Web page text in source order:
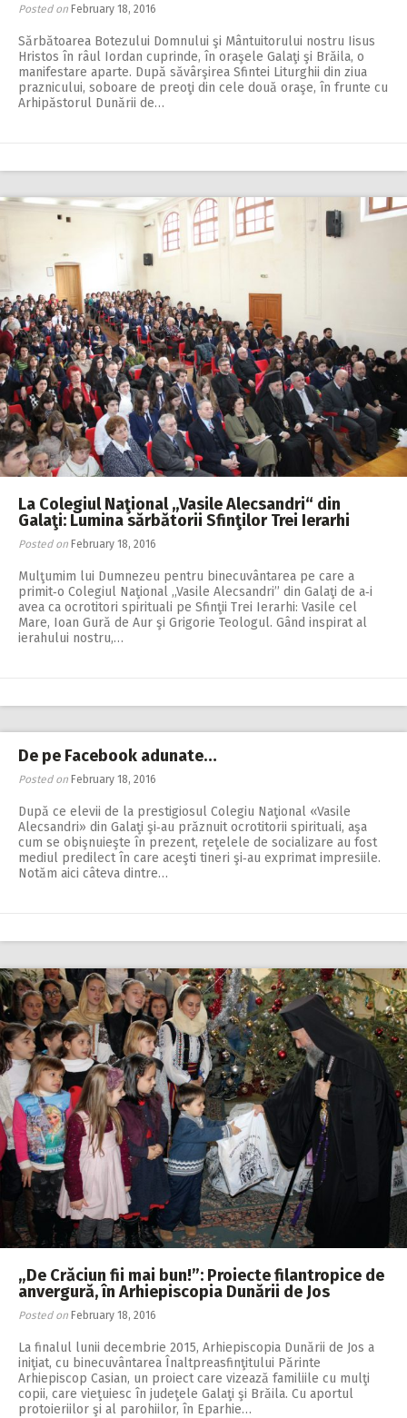
Posted on February 18, 2016
Sărbătoarea Botezului Domnului şi Mântuitorului nostru Iisus
Hristos în râul Iordan cuprinde, în oraşele Galaţi şi Brăila, o
manifestare aparte. După săvârşirea Sfintei Liturghii din ziua
praznicului, soboare de preoţi din cele două oraşe, în frunte cu
Arhipăstorul Dunării de…
La Colegiul Naţional „Vasile Alecsandri“ din
Galaţi: Lumina sărbătorii Sfinţilor Trei Ierarhi
Posted on February 18, 2016
Mulţumim lui Dum­ne­zeu pentru binecuvântarea pe care a
primit‑o Colegiul Naţional ,,Vasile Alecsandri’’ din Galaţi de a‑i
avea ca ocrotitori spirituali pe Sfinţii Trei Ierarhi: Vasile cel
Mare, Ioan Gură de Aur şi Grigorie Teologul. Gând inspirat al
ierahului nostru,…
De pe Facebook adunate…
Posted on February 18, 2016
După ce elevii de la prestigiosul Colegiu Naţional «Vasile
Alecsandri» din Galaţi şi‑au prăznuit ocrotitorii spirituali, aşa
cum se obişnuieşte în prezent, reţelele de socializare au fost
mediul predilect în care aceşti tineri şi‑au exprimat impresiile.
Notăm aici câteva dintre…
„De Crăciun fii mai bun!”: Proiecte filantropice de
anvergură, în Arhiepiscopia Dunării de Jos
Posted on February 18, 2016
La finalul lunii decembrie 2015, Arhiepiscopia Dunării de Jos a
iniţiat, cu binecuvântarea Înaltpreasfinţitului Părinte
Arhiepiscop Casian, un proiect care vizează familiile cu mulţi
copii, care vieţuiesc în judeţele Galaţi şi Brăila. Cu aportul
protoieriilor şi al parohiilor, în Eparhie…